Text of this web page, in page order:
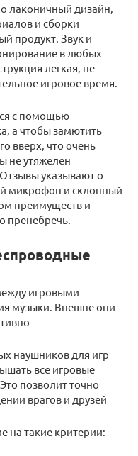
лаконичный дизайн,
и сборки
продукт. Звук и
в любых
легкая, не
игровое время.
с помощью
а чтобы замютить
вверх, что очень
не утяжелен
указывают о
микрофон и склонный
преимуществ и
пренебречь.
игровыми
музыки. Внешне они
наушников для игр
все игровые
позволит точно
врагов и друзей
на такие критерии: